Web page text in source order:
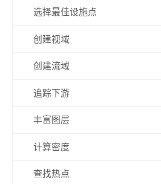
选择最佳设施点
创建视域
创建流域
追踪下游
丰富图层
计算密度
查找热点